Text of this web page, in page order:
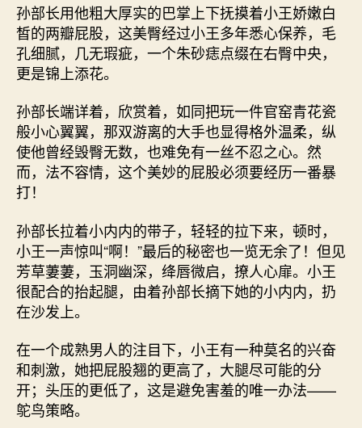
孙部长用他粗大厚实的巴掌上下抚摸着小王娇嫩白
皙的两瓣屁股，这美臀经过小王多年悉心保养，毛
孔细腻，几无瑕疵，一个朱砂痣点缀在右臀中央，
更是锦上添花。
孙部长端详着，欣赏着，如同把玩一件官窑青花瓷
般小心翼翼，那双游离的大手也显得格外温柔，纵
使他曾经毁臀无数，也难免有一丝不忍之心。然
而，法不容情，这个美妙的屁股必须要经历一番暴
打！
孙部长拉着小内内的带子，轻轻的拉下来，顿时，
小王一声惊叫“啊！”最后的秘密也一览无余了！但见
芳草萋萋，玉洞幽深，绛唇微启，撩人心扉。小王
很配合的抬起腿，由着孙部长摘下她的小内内，扔
在沙发上。
在一个成熟男人的注目下，小王有一种莫名的兴奋
和刺激，她把屁股翘的更高了，大腿尽可能的分
开；头压的更低了，这是避免害羞的唯一办法——
鸵鸟策略。